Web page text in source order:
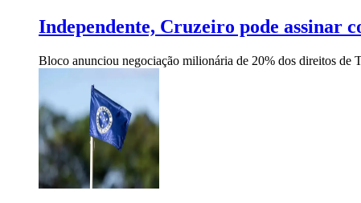
Independente, Cruzeiro pode assinar
Bloco anunciou negociação milionária de 20% dos direitos de